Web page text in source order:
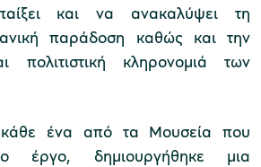
και να ανακαλύψει τη
παράδοση καθώς και την
πολιτιστική κληρονομιά των
ένα από τα Μουσεία που
έργο, δημιουργήθηκε μια